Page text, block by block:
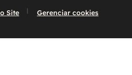
Site Gerenciar cookies